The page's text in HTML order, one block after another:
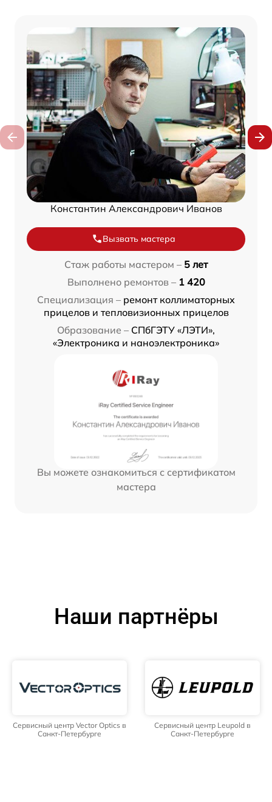
Константин Александрович Иванов
Вызвать мастера
Стаж работы мастером – 5 лет
Выполнено ремонтов – 1 420
Специализация – ремонт коллиматорных
прицелов и тепловизионных прицелов
Образование – СПбГЭТУ «ЛЭТИ»,
«Электроника и наноэлектроника»
Вы можете ознакомиться с сертификатом
мастера
Наши партнёры
Сервисный центр Vector Optics в
Санкт-Петербурге
Сервисный центр Leupold в
Санкт-Петербурге